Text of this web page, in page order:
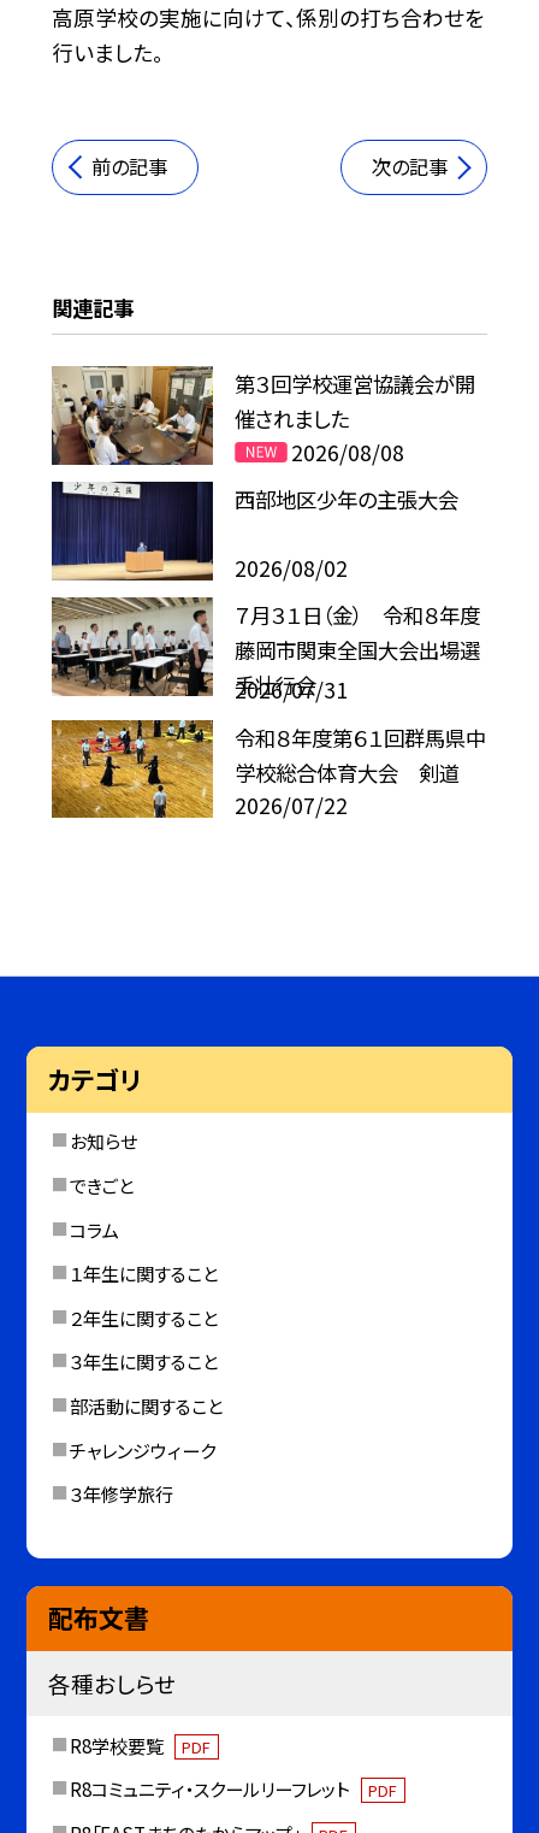
高原学校の実施に向けて、係別の打ち合わせを
行いました。
前の記事 次の記事
関連記事
第３回学校運営協議会が開
催されました
2026/08/08
西部地区少年の主張大会
2026/08/02
７月３１日（金） 令和８年度
藤岡市関東全国大会出場選
手壮行会
2026/07/31
令和８年度第６１回群馬県中
学校総合体育大会 剣道
2026/07/22
カテゴリ
お知らせ
できごと
コラム
１年生に関すること
２年生に関すること
３年生に関すること
部活動に関すること
チャレンジウィーク
３年修学旅行
配布文書
各種おしらせ
R8学校要覧 PDF
R8コミュニティ・スクールリーフレット PDF